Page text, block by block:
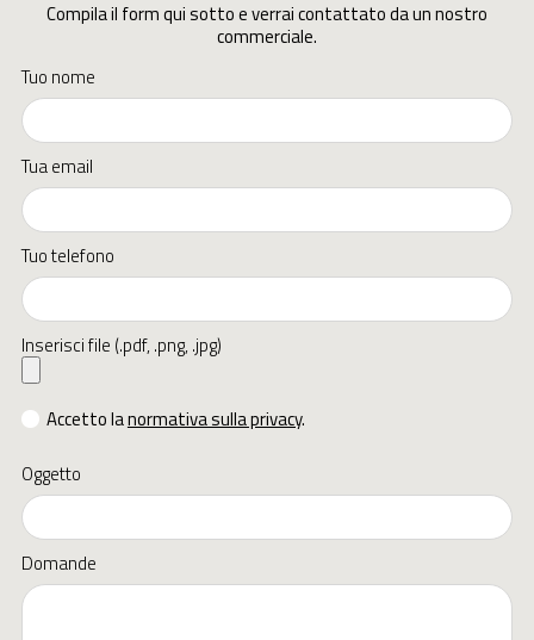
Compila il form qui sotto e verrai contattato da un nostro
commerciale.
Tuo nome
Tua email
Tuo telefono
Inserisci file (.pdf, .png, .jpg)
Accetto lanormativa sulla privacy.
Oggetto
Domande